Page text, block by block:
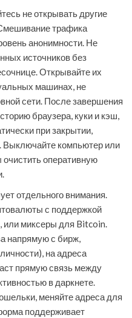
не открывать другие
трафика
анонимности. Не
источников без
Открывайте их
машинах, не
сети. После завершения
браузера, куки и кэш,
при закрытии,
Выключайте компьютер или
очистить оперативную
отдельного внимания.
с поддержкой
или миксеры для Bitcoin.
напрямую с бирж,
на адреса
прямую связь между
в даркнете.
меняйте адреса для
поддерживает